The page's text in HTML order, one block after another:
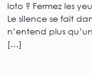
loto ? Fermez les
Le silence se fait
n’entend plus
[…]